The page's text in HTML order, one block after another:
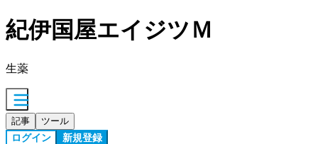
紀伊国屋エイジツＭ
生薬
記事 ツール
ログイン 新規登録